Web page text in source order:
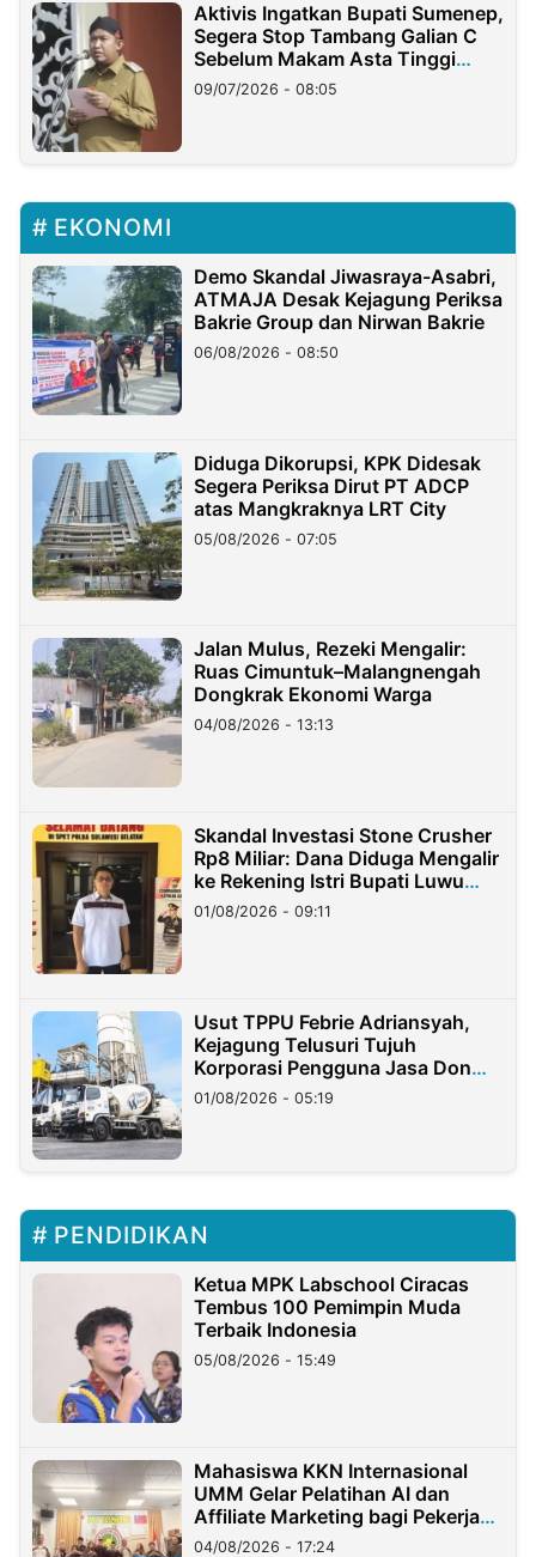
Aktivis Ingatkan Bupati Sumenep,
Segera Stop Tambang Galian C
Sebelum Makam Asta Tinggi
Longsor
09/07/2026 - 08:05
EKONOMI
Demo Skandal Jiwasraya-Asabri,
ATMAJA Desak Kejagung Periksa
Bakrie Group dan Nirwan Bakrie
06/08/2026 - 08:50
Diduga Dikorupsi, KPK Didesak
Segera Periksa Dirut PT ADCP
atas Mangkraknya LRT City
05/08/2026 - 07:05
Jalan Mulus, Rezeki Mengalir:
Ruas Cimuntuk–Malangnengah
Dongkrak Ekonomi Warga
04/08/2026 - 13:13
Skandal Investasi Stone Crusher
Rp8 Miliar: Dana Diduga Mengalir
ke Rekening Istri Bupati Luwu
Timur
01/08/2026 - 09:11
Usut TPPU Febrie Adriansyah,
Kejagung Telusuri Tujuh
Korporasi Pengguna Jasa Don
Ritto
01/08/2026 - 05:19
PENDIDIKAN
Ketua MPK Labschool Ciracas
Tembus 100 Pemimpin Muda
Terbaik Indonesia
05/08/2026 - 15:49
Mahasiswa KKN Internasional
UMM Gelar Pelatihan AI dan
Affiliate Marketing bagi Pekerja
Migran Indonesia di Taiwan
04/08/2026 - 17:24